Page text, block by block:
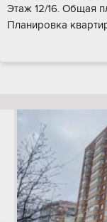
Этаж 12/16. Общая
Планировка